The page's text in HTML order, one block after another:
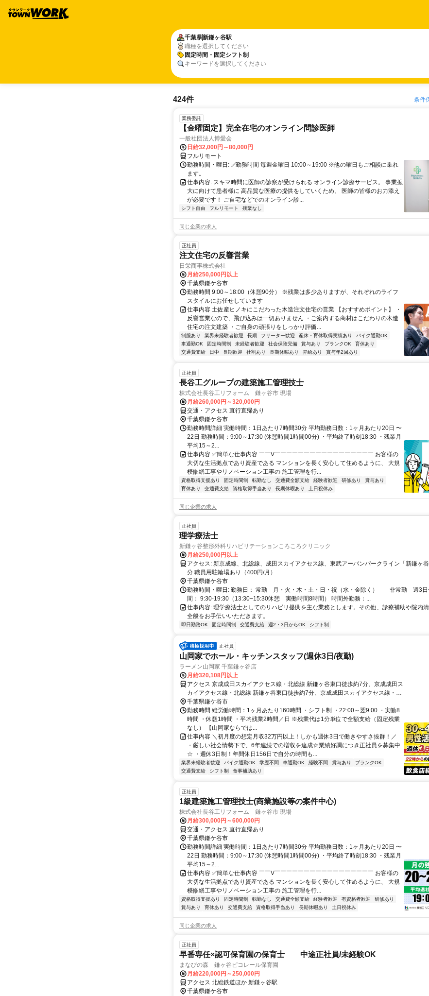
千葉県新鎌ヶ谷駅
職種を選択してください
固定時間・固定シフト制
キーワードを選択してください
424件 条件
業務委託
【金曜固定】完全在宅のオンライン問診医師
一般社団法人博愛会
日給32,000円～80,000円
フルリモート
勤務時間・曜日: ✅勤務時間 毎週金曜日 10:00～19:00 ※他の曜日もご相談に乗れ
ます。
仕事内容: スキマ時間に医師の診察が受けられる オンライン診療サービス。 事業拡
大に向けて患者様に 高品質な医療の提供をしていくため、 医師の皆様のお力添え
が必要です！ ご自宅などでのオンライン診...
シフト自由 フルリモート 残業なし
同じ企業の求人
正社員
注文住宅の反響営業
日栄商事株式会社
月給250,000円以上
千葉県鎌ケ谷市
勤務時間 9:00～18:00（休憩90分） ※残業は多少ありますが、それぞれのライフ
スタイルにお任せしています
仕事内容 土佐産ヒノキにこだわった木造注文住宅の営業 【おすすめポイント】 ・
反響営業なので、飛び込みは一切ありません ・ご案内する商材はこだわりの木造
住宅の注文建築 ・ご自身の頑張りをしっかり評価...
制服あり 業界未経験者歓迎 長期 フリーター歓迎 産休・育休取得実績あり
バイク通勤OK
車通勤OK
固定時間制 未経験者歓迎 社会保険完備 賞与あり ブランクOK
育休あり
交通費支給
日中 長期歓迎 社割あり 長期休暇あり 昇給あり 賞与年2回あり
正社員
長谷工グループの建築施工管理技士
株式会社長谷工リフォーム 鎌ヶ谷市 現場
月給260,000円～320,000円
交通・アクセス 直行直帰あり
千葉県鎌ケ谷市
勤務時間詳細 実働時間：1日あたり7時間30分 平均勤務日数：1ヶ月あたり20日 〜
22日 勤務時間：9:00～17:30 (休憩時間1時間00分) ・平均終了時刻18:30 ・残業月
平均15～2...
仕事内容 ✅簡単な仕事内容 ￣￣V￣￣￣￣￣￣￣￣￣￣￣￣￣￣￣￣￣ お客様の
大切な生活拠点であり資産である マンションを長く安心して住めるように、 大規
模修繕工事やリノベーション工事の 施工管理を行...
資格取得支援あり 固定時間制 転勤なし 交通費全額支給 経験者歓迎 研修あり
賞与あり
育休あり
交通費支給 資格取得手当あり 長期休暇あり 土日祝休み
同じ企業の求人
正社員
理学療法士
新鎌ヶ谷整形外科リハビリテーションころころクリニック
月給250,000円以上
アクセス: 新京成線、北総線、成田スカイアクセス線、東武アーバンパークライン「新鎌ヶ谷駅」より徒歩７
分 職員用駐輪場あり（400円/月）
千葉県鎌ケ谷市
勤務時間・曜日: 勤務日： 常勤 月・火・木・土・日・祝（水・金除く） 非常勤 週3日
間： 9:30-19:30（13:30−15:30休憩 実働時間8時間） 時間外勤務：...
仕事内容: 理学療法士としてのリハビリ提供を主な業務とします。その他、診療補助や院内
全般をお手伝いいただきます。
即日勤務OK 固定時間制 交通費支給 週2・3日からOK シフト制
正社員
山岡家でホール・キッチンスタッフ(週休3日/夜勤)
ラーメン山岡家 千葉鎌ヶ谷店
月給320,108円以上
アクセス 京成成田スカイアクセス線・北総線 新鎌ヶ谷東口徒歩約7分、京成成田ス
カイアクセス線・北総線 新鎌ヶ谷東口徒歩約7分、京成成田スカイアクセス線・北
総線 新鎌ヶ谷東口徒歩約7分 新鎌ヶ谷(新京成電鉄)東口(徒歩7分)
千葉県鎌ケ谷市
勤務時間 総労働時間：1ヶ月あたり160時間 ・シフト制 ・22:00～翌9:00 ・実働8
時間 ・休憩1時間 ・平均残業2時間／日 ※残業代は1分単位で全額支給（固定残業
なし） 【山岡家ならでは...
仕事内容 ＼初月度の想定月収32万円以上！しかも週休3日で働きやすさ抜群！／
・厳しい社会情勢下で、6年連続での増収を達成☆業績好調につき正社員を募集中
☆ ・週休3日制！年間休日156日で自分の時間も...
業界未経験者歓迎 バイク通勤OK 学歴不問 車通勤OK 経験不問 賞与あり
ブランクOK
交通費支給
シフト制 食事補助あり
正社員
1級建築施工管理技士(商業施設等の案件中心)
株式会社長谷工リフォーム 鎌ヶ谷市 現場
月給300,000円～600,000円
交通・アクセス 直行直帰あり
千葉県鎌ケ谷市
勤務時間詳細 実働時間：1日あたり7時間30分 平均勤務日数：1ヶ月あたり20日 〜
22日 勤務時間：9:00～17:30 (休憩時間1時間00分) ・平均終了時刻18:30 ・残業月
平均15～2...
仕事内容 ✅簡単な仕事内容 ￣￣V￣￣￣￣￣￣￣￣￣￣￣￣￣￣￣￣￣ お客様の
大切な生活拠点であり資産である マンションを長く安心して住めるように、 大規
模修繕工事やリノベーション工事の 施工管理を行...
資格取得支援あり 固定時間制 転勤なし 交通費全額支給 経験者歓迎 有資格者歓迎
研修あり
賞与あり
育休あり 交通費支給 資格取得手当あり 長期休暇あり 土日祝休み
同じ企業の求人
正社員
早番専任×認可保育園の保育士 中途正社員/未経験OK
まなびの森 鎌ヶ谷ピコレール保育園
月給220,000円～250,000円
アクセス 北総鉄道ほか 新鎌ヶ谷駅
千葉県鎌ケ谷市